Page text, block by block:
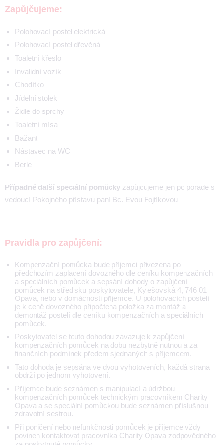
Zapůjčujeme:
Polohovací postel elektrická
Polohovací postel dřevěná
Toaletní křeslo
Invalidní vozík
Chodítko
Jídelní stolek
Židle do sprchy
Toaletní mísa
Bažant
Nástavec na WC
Berle
Případné další speciální pomůcky zapůjčujeme jen po poradě s
vedoucí Pokojného přístavu paní Bc. Evou Fojtíkovou
Pravidla pro zapůjčení:
Kompenzační pomůcka bude příjemci přivezena po
předchozím zaplacení dovozného dle ceníku kompenzačních
a speciálních pomůcek a sepsání dohody o zapůjčení
pomůcek na středisku poskytovatele, Kylešovská 4, 746 01
Opava, nebo v domácnosti příjemce. U polohovacích postelí
je k ceně dovozného připočtena položka za montáž a
demontáž postelí dle ceníku kompenzačních a speciálních
pomůcek.
Poskytovatel se touto dohodou zavazuje k zapůjčení
kompenzačních pomůcek na dobu nezbytně nutnou a za
finančních podmínek předem sjednaných s příjemcem.
Tato dohoda je sepsána ve dvou vyhotoveních, každá strana
obdrží po jednom vyhotovení.
Příjemce bude seznámen s manipulací a údržbou
kompenzačních pomůcek technickým pracovníkem Charity
Opava a se speciální pomůckou bude seznámen příslušnou
zdravotní sestrou.
Při poničení nebo nefunkčnosti pomůcek je příjemce vždy
povinen kontaktovat pracovníka Charity Opava zodpovědného